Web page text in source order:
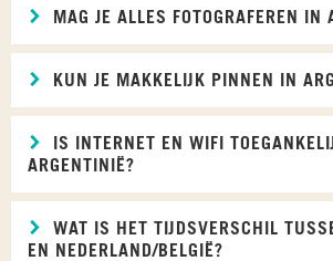
MAG JE ALLES FOTOGRAFEREN IN
KUN JE MAKKELIJK PINNEN IN
IS INTERNET EN WIFI
ARGENTINIË?
WAT IS HET TIJDSVERSCHIL
EN NEDERLAND/BELGIË?